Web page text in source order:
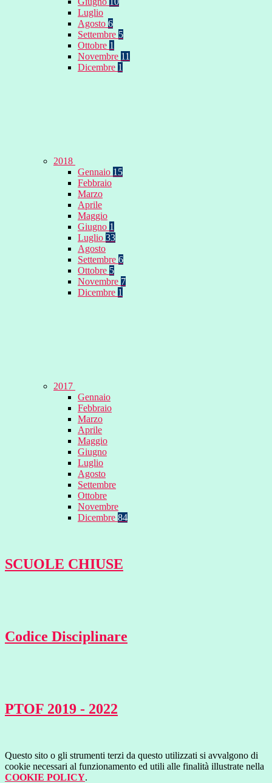
Luglio
Agosto 6
Settembre 5
Ottobre 1
Novembre 11
Dicembre 1
2018
Gennaio 15
Febbraio
Marzo
Aprile
Maggio
Giugno 1
Luglio 33
Agosto
Settembre 6
Ottobre 5
Novembre 7
Dicembre 1
2017
Gennaio
Febbraio
Marzo
Aprile
Maggio
Giugno
Luglio
Agosto
Settembre
Ottobre
Novembre
Dicembre 84
SCUOLE CHIUSE
Codice Disciplinare
PTOF 2019 - 2022
Questo sito o gli strumenti terzi da questo utilizzati si avvalgono di
cookie necessari al funzionamento ed utili alle finalità illustrate nella
COOKIE POLICY.